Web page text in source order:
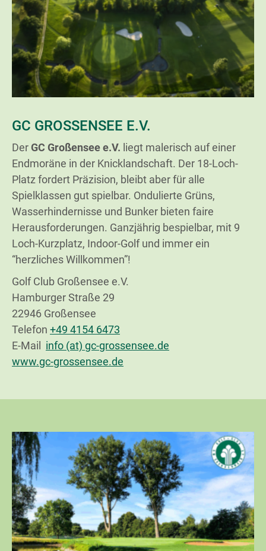
GC GROSSENSEE E.V.
DerGC Großensee e.V. liegt malerisch auf einer
Endmoräne in der Knicklandschaft. Der 18-Loch-
Platz fordert Präzision, bleibt aber für alle
Spielklassen gut spielbar. Ondulierte Grüns,
Wasserhindernisse und Bunker bieten faire
Herausforderungen. Ganzjährig bespielbar, mit 9
Loch-Kurzplatz, Indoor-Golf und immer ein
“herzliches Willkommen”!
Golf Club Großensee e.V.
Hamburger Straße 29
22946 Großensee
Telefon +49 4154 6473
E-Mail info (at) gc-grossensee.de
www.gc-grossensee.de